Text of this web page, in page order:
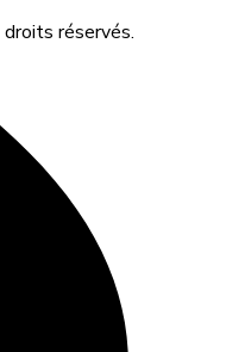
réservés.